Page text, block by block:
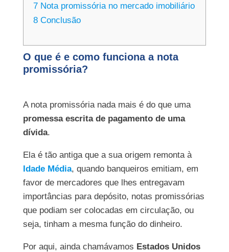
7 Nota promissória no mercado imobiliário
8 Conclusão
O que é e como funciona a nota
promissória?
A nota promissória nada mais é do que uma
promessa escrita de pagamento de uma
dívida.
Ela é tão antiga que a sua origem remonta à
Idade Média, quando banqueiros emitiam, em
favor de mercadores que lhes entregavam
importâncias para depósito, notas promissórias
que podiam ser colocadas em circulação, ou
seja, tinham a mesma função do dinheiro.
Por aqui, ainda chamávamos Estados Unidos